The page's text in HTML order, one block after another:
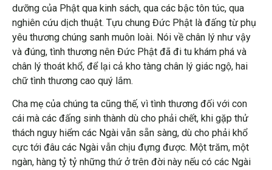
dưỡng của Phật qua kinh sách, qua các bậc tôn túc, qua
nghiên cứu dịch thuật. Tựu chung Đức Phật là đấng từ phụ
yêu thương chúng sanh muôn loài. Nói về chân lý như vậy
và đúng, tình thương nên Đức Phật đã đi tu khám phá và
chân lý thoát khổ, để lại cả kho tàng chân lý giác ngộ, hai
chữ tình thương cao quý lắm.
Cha mẹ của chúng ta cũng thế, vì tình thương đối với con
cái mà các đấng sinh thành dù cho phải chết, khi gặp thử
thách nguy hiểm các Ngài vẫn sẵn sàng, dù cho phải khổ
cực tới đâu các Ngài vẫn chịu đựng được. Một trăm, một
ngàn, hàng tỷ tỷ những thứ ở trên đời này nếu có các Ngài